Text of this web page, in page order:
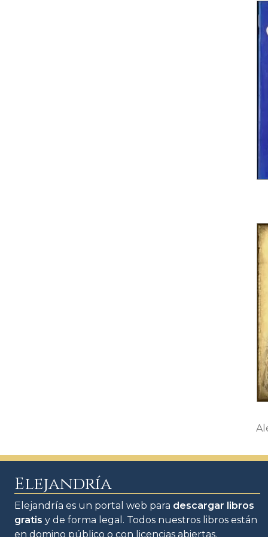
Elejandría
Elejandría es un portal web para descargar libros
gratis y de forma legal. Todos nuestros libros están
en domino público o con licencias abiertas.